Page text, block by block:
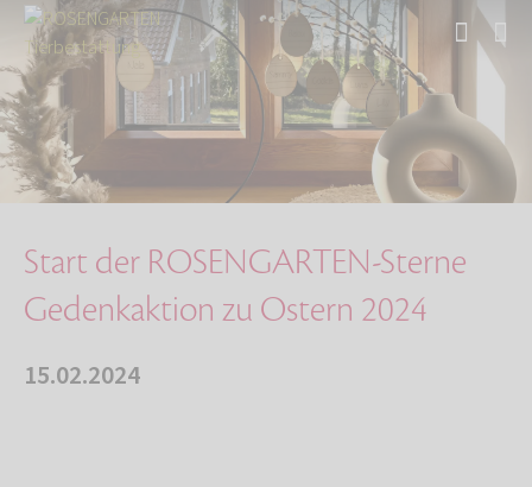
Start Über uns
Aktuelles
Start der ROSENGARTEN-Sterne Gedenkaktion zu …
Start der ROSENGARTEN-Sterne
Gedenkaktion zu Ostern 2024
15.02.2024